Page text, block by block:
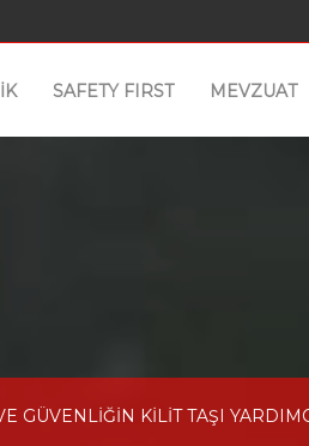
SAFETY FIRST MEVZUAT
GÜVENLİĞİN KİLİT TAŞI